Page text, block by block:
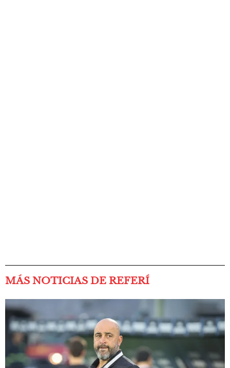
MÁS NOTICIAS DE REFERÍ